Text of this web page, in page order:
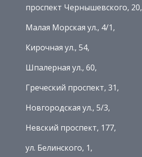
проспект Чернышевского, 20,
Малая Морская ул., 4/1,
Кирочная ул., 54,
Шпалерная ул., 60,
Греческий проспект, 31,
Новгородская ул., 5/3,
Невский проспект, 177,
ул. Белинского, 1,